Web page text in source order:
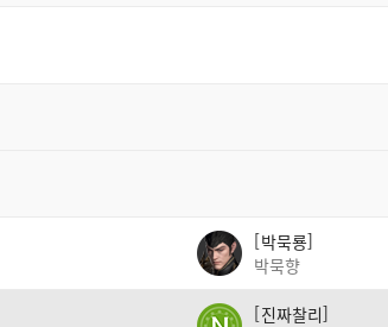
박묵룡
박묵향
진짜찰리